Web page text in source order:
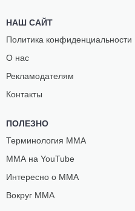
НАШ САЙТ
Политика конфиденциальности
О нас
Рекламодателям
Контакты
ПОЛЕЗНО
Терминология ММА
ММА на YouTube
Интересно о ММА
Вокруг ММА